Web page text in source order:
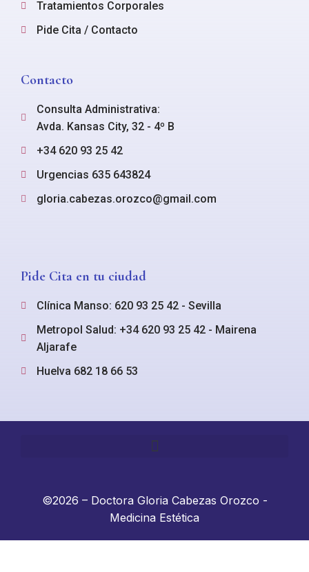
Tratamientos Corporales
Pide Cita / Contacto
Contacto
Consulta Administrativa:
Avda. Kansas City, 32 - 4º B
+34 620 93 25 42
Urgencias 635 643824
gloria.cabezas.orozco@gmail.com
Pide Cita en tu ciudad
Clínica Manso: 620 93 25 42 - Sevilla
Metropol Salud: +34 620 93 25 42 - Mairena
Aljarafe
Huelva 682 18 66 53
©2026 – Doctora Gloria Cabezas Orozco -
Medicina Estética